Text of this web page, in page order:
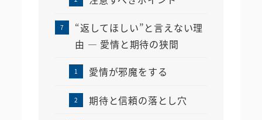
“返してほしい”と言えない理
由 ― 愛情と期待の狭間
愛情が邪魔をする
期待と信頼の落とし穴